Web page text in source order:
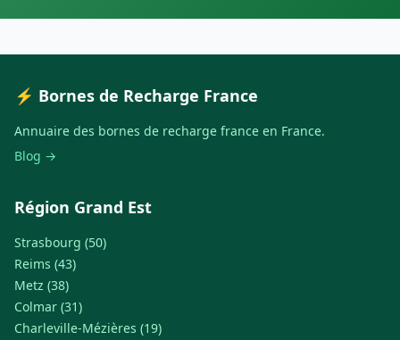
⚡ Bornes de Recharge France
Annuaire des bornes de recharge france en France.
Blog →
Région Grand Est
Strasbourg (50)
Reims (43)
Metz (38)
Colmar (31)
Charleville-Mézières (19)